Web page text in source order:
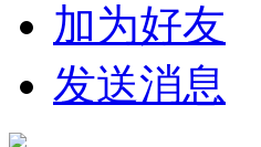
加为好友
发送消息